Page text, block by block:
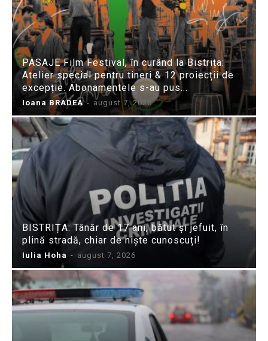
PASAJE Film Festival, în curând la Bistrița:
Atelier special pentru tineri & 12 proiecții de
excepție. Abonamentele s-au pus...
Ioana BRADEA - august 7, 2026
BISTRIȚA: Tânăr de 17 ani, bătut și jefuit, în
plină stradă, chiar de niște cunoscuți!
Iulia Hoha - august 7, 2026